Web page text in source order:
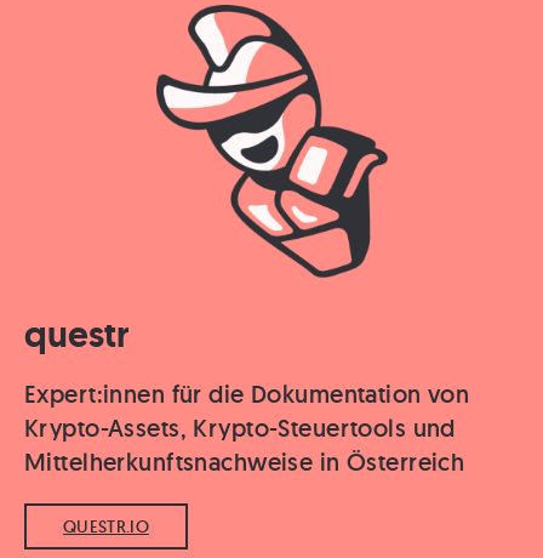
questr
Expert:innen für die Dokumentation von
Krypto-Assets, Krypto-Steuertools und
Mittelherkunftsnachweise in Österreich
QUESTR.IO